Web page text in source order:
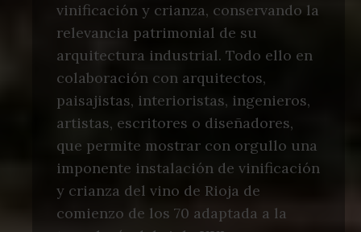
vinificación y crianza, conservando la
relevancia patrimonial de su
arquitectura industrial. Todo ello en
colaboración con arquitectos,
paisajistas, interioristas, ingenieros,
artistas, escritores o diseñadores,
que permite mostrar con orgullo una
imponente instalación de vinificación
y crianza del vino de Rioja de
comienzo de los 70 adaptada a la